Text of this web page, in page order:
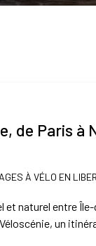
de Paris
À VÉLO EN
et naturel entre
un